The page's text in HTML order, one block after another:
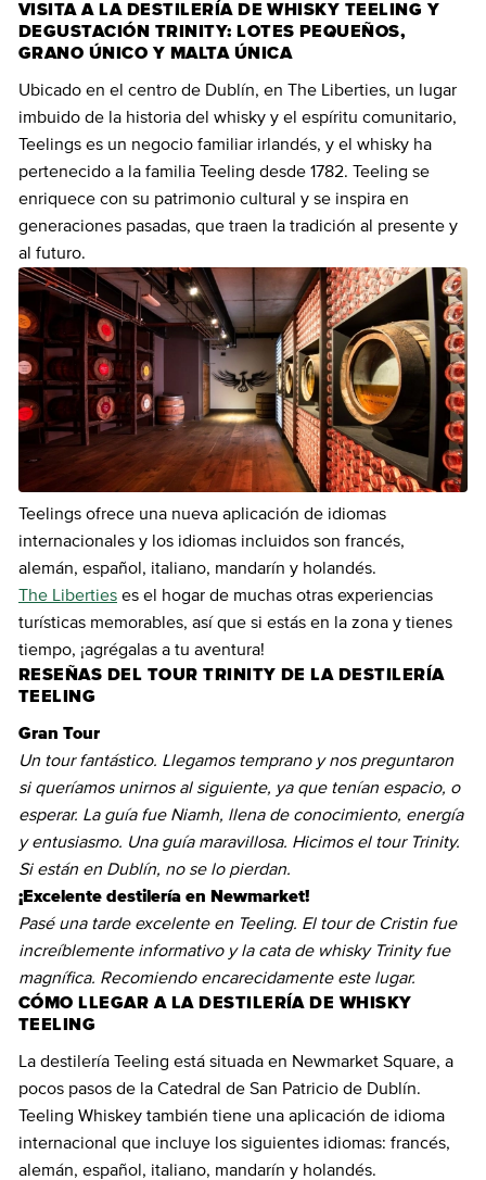
VISITA A LA DESTILERÍA DE WHISKY TEELING Y
DEGUSTACIÓN TRINITY: LOTES PEQUEÑOS,
GRANO ÚNICO Y MALTA ÚNICA
Ubicado en el centro de Dublín, en The Liberties, un lugar
imbuido de la historia del whisky y el espíritu comunitario,
Teelings es un negocio familiar irlandés, y el whisky ha
pertenecido a la familia Teeling desde 1782. Teeling se
enriquece con su patrimonio cultural y se inspira en
generaciones pasadas, que traen la tradición al presente y
al futuro.
Teelings ofrece una nueva aplicación de idiomas
internacionales y los idiomas incluidos son francés,
alemán, español, italiano, mandarín y holandés.
The Liberties es el hogar de muchas otras experiencias
turísticas memorables, así que si estás en la zona y tienes
tiempo, ¡agrégalas a tu aventura!
RESEÑAS DEL TOUR TRINITY DE LA DESTILERÍA
TEELING
Gran Tour
Un tour fantástico. Llegamos temprano y nos preguntaron
si queríamos unirnos al siguiente, ya que tenían espacio, o
esperar. La guía fue Niamh, llena de conocimiento, energía
y entusiasmo. Una guía maravillosa. Hicimos el tour Trinity.
Si están en Dublín, no se lo pierdan.
¡Excelente destilería en Newmarket!
Pasé una tarde excelente en Teeling. El tour de Cristin fue
increíblemente informativo y la cata de whisky Trinity fue
magnífica. Recomiendo encarecidamente este lugar.
CÓMO LLEGAR A LA DESTILERÍA DE WHISKY
TEELING
La destilería Teeling está situada en Newmarket Square, a
pocos pasos de la Catedral de San Patricio de Dublín.
Teeling Whiskey también tiene una aplicación de idioma
internacional que incluye los siguientes idiomas: francés,
alemán, español, italiano, mandarín y holandés.